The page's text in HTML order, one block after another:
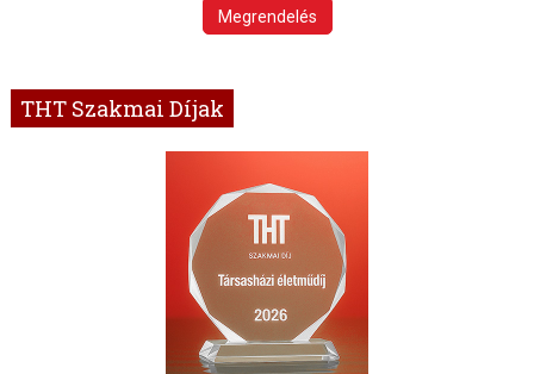
Megrendelés
THT Szakmai Díjak